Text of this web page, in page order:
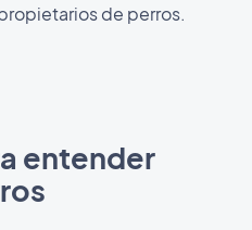
de perros.
entender